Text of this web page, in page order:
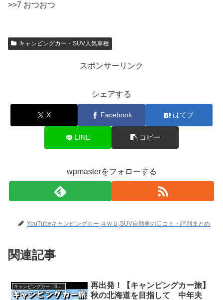
>>7 おつおつ
キャンピングカー・SUV人気車種
スポンサーリンク
シェアする
X Facebook はてブ
LINE コピー
wpmasterをフォローする
YouTubeキャンピングカー,４ＷＤ,SUV自動車の口コミ・評判まとめ
関連記事
キャンピングカー・SUV人気車種
再出発！【キャンピングカー旅】
秋の北海道を目指して 中年夫